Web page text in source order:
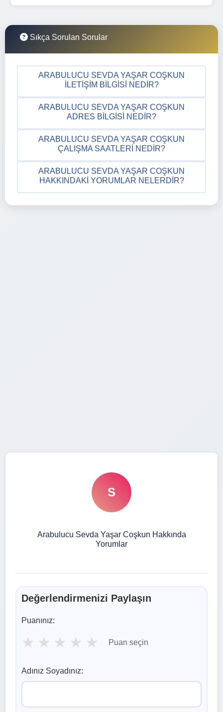
Sıkça Sorulan Sorular
ARABULUCU SEVDA YAŞAR COŞKUN
İLETIŞIM BILGISI NEDIR?
ARABULUCU SEVDA YAŞAR COŞKUN
ADRES BILGISI NEDIR?
ARABULUCU SEVDA YAŞAR COŞKUN
ÇALIŞMA SAATLERI NEDIR?
ARABULUCU SEVDA YAŞAR COŞKUN
HAKKINDAKI YORUMLAR NELERDIR?
S
Arabulucu Sevda Yaşar Coşkun Hakkında
Yorumlar
Değerlendirmenizi Paylaşın
Puanınız:
★ ★ ★ ★ ★ Puan seçin
Adınız Soyadınız: